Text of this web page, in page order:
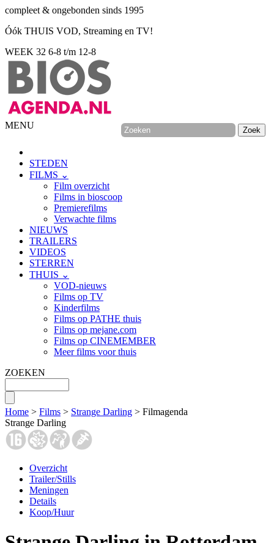
compleet & ongebonden sinds 1995
Óók THUIS VOD, Streaming en TV!
WEEK 32 6-8 t/m 12-8
MENU
STEDEN
FILMS ⌄
Film overzicht
Films in bioscoop
Premierefilms
Verwachte films
NIEUWS
TRAILERS
VIDEOS
STERREN
THUIS ⌄
VOD-nieuws
Films op TV
Kinderfilms
Films op PATHE thuis
Films op mejane.com
Films op CINEMEMBER
Meer films voor thuis
ZOEKEN
Home > Films > Strange Darling > Filmagenda
Strange Darling
Overzicht
Trailer/Stills
Meningen
Details
Koop/Huur